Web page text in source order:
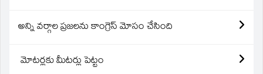
అన్ని వర్గాల ప్రజలను కాంగ్రెస్ మోసం చేసింది
మోటర్లకు మీటర్లు పెట్టం